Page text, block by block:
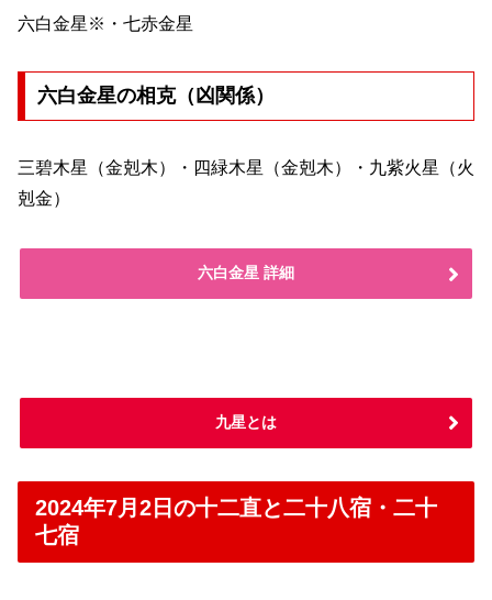
六白金星※・七赤金星
六白金星の相克（凶関係）
三碧木星（金剋木）・四緑木星（金剋木）・九紫火星（火
剋金）
六白金星 詳細
九星とは
2024年7月2日の十二直と二十八宿・二十
七宿